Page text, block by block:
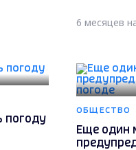
6 месяцев
погоду
ОБЩЕСТВО
Еще один